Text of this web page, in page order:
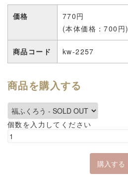
価格
770円
(本体価格：700円)
商品コード kw-2257
商品を購入する
個数を入力してください